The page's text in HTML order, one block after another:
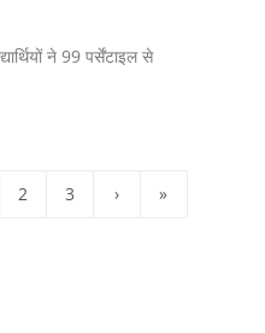
ने 99 पर्सेंटाइल से
2 3 › »